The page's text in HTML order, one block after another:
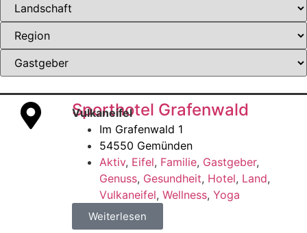
Sporthotel Grafenwald
Vulkaneifel
Im Grafenwald 1
54550 Gemünden
Aktiv, Eifel, Familie, Gastgeber,
Genuss, Gesundheit, Hotel, Land,
Vulkaneifel, Wellness, Yoga
Weiterlesen